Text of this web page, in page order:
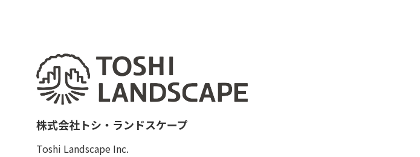
株式会社トシ・ランドスケープ
Toshi Landscape Inc.